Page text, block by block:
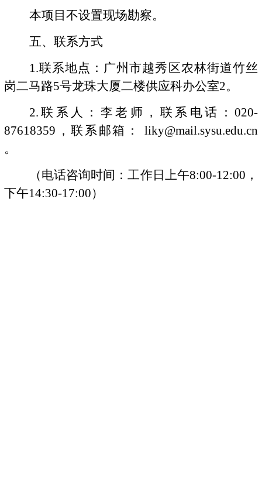
本项目不设置现场勘察。
五、联系方式
1.联系地点：广州市越秀区农林街道竹丝
岗二马路5号龙珠大厦二楼供应科办公室2。
2. 联系人：李老师，联系电话： 020-
87618359 ，联系邮箱： liky@mail.sysu.edu.cn
。
（电话咨询时间：工作日上午8:00-12:00 ，
下午14:30-17:00）